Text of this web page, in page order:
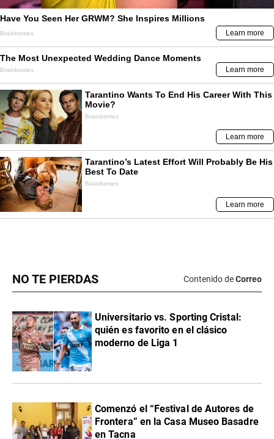
NO TE PIERDAS Contenido deCorreo
Universitario vs. Sporting Cristal:
quién es favorito en el clásico
moderno de Liga 1
Comenzó el “Festival de Autores de
Frontera” en la Casa Museo Basadre
en Tacna